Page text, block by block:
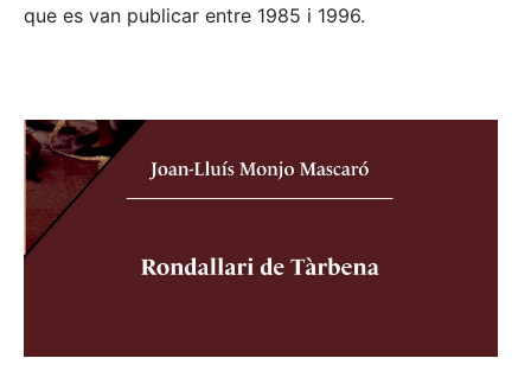
que es van publicar entre 1985 i 1996.